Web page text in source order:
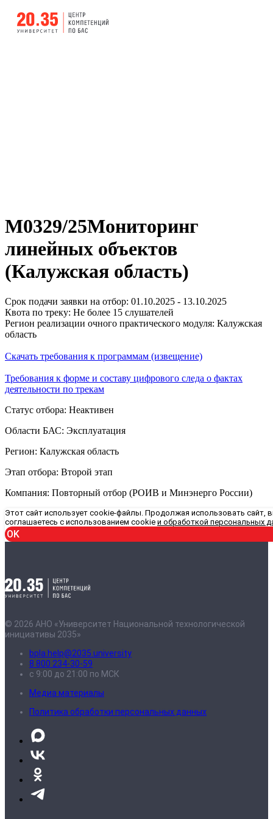
М0329/25Мониторинг
линейных объектов
(Калужская область)
Срок подачи заявки на отбор: 01.10.2025 - 13.10.2025
Квота по треку: Не более 15 слушателей
Регион реализации очного практического модуля: Калужская
область
Скачать требования к программам (извещение)
Требования к форме и составу цифрового следа о фактах
деятельности по трекам
Статус отбора: Неактивен
Области БАС: Эксплуатация
Регион: Калужская область
Этап отбора: Второй этап
Компания: Повторный отбор (РОИВ и Минэнерго России)
Этот сайт использует cookie-файлы. Продолжая использовать сайт,
соглашаетесь с использованием cookie и обработкой персональных
OK
© 2026 АНО «Университет Национальной технологической
инициативы 2035»
bpla.help@2035.university
8 800 234-30-59
с 9:00 до 21:00 по МСК
Медиа материалы
Политика обработки персональных данных